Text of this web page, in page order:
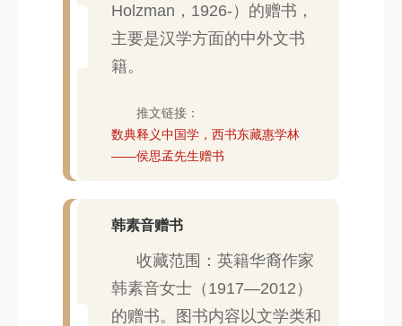
Holzman，1926-）的赠书，
主要是汉学方面的中外文书
籍。
推文链接：
数典释义中国学，西书东藏惠学林
——侯思孟先生赠书
韩素音赠书
收藏范围：英籍华裔作家
韩素音女士（1917—2012）
的赠书。图书内容以文学类和